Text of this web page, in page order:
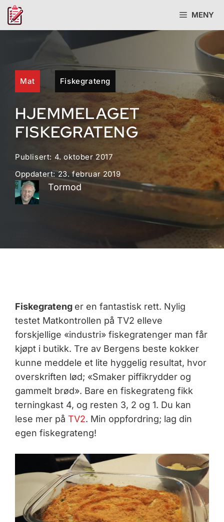
Hopp
MENY
Mat Fiskegrateng
HJEMMELAGET
FISKEGRATENG
Publisert: 4. oktober 2017
Oppdatert:23. februar 2019
Tormod
Fiskegrateng er en fantastisk rett. Nylig
testet Matkontrollen på TV2 elleve
forskjellige «industri» fiskegratenger man får
kjøpt i butikk. Tre av Bergens beste kokker
kunne meddele et lite hyggelig resultat, hvor
overskriften lød; «Smaker piffikrydder og
gammelt brød». Bare en fiskegrateng fikk
terningkast 4, og resten 3, 2 og 1. Du kan
lese mer på TV2. Min oppfordring; lag din
egen fiskegrateng!